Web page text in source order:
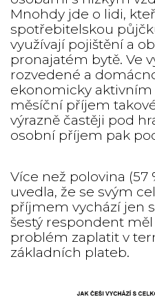
Mnohdy jde o lidi,
spotřebitelskou
využívají pojištění a
pronajatém bytě. Ve
rozvedené a
ekonomicky aktivním
měsíční příjem
výrazně častěji pod
osobní příjem pak
Více než polovina (57
uvedla, že se svým
příjmem vychází jen
šestý respondent
problém zaplatit v
základních plateb.